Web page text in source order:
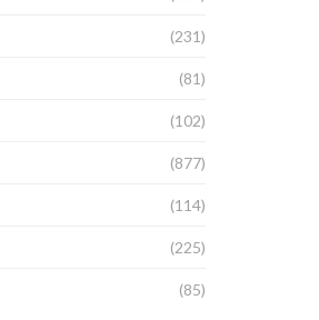
(231)
(81)
(102)
(877)
(114)
(225)
(85)